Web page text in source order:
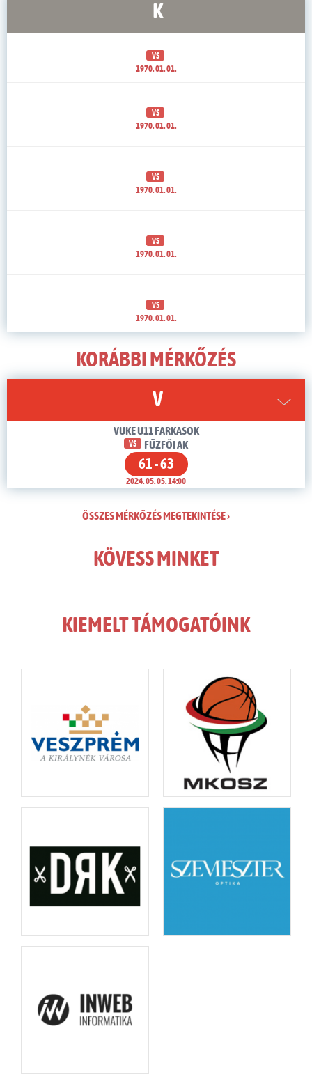
K
VS
1970. 01. 01.
VS
1970. 01. 01.
VS
1970. 01. 01.
VS
1970. 01. 01.
VS
1970. 01. 01.
KORÁBBI MÉRKŐZÉS
V
VUKE U11 FARKASOK
VS FŰZFŐI AK
61 - 63
2024. 05. 05. 14:00
ÖSSZES MÉRKŐZÉS MEGTEKINTÉSE ›
KÖVESS MINKET
KIEMELT TÁMOGATÓINK